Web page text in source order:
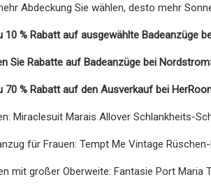
Abdeckung Sie wählen, desto mehr
% Rabatt auf ausgewählte Badeanzüge
Sie Rabatte auf Badeanzüge bei
% Rabatt auf den Ausverkauf bei
Miraclesuit Marais Allover Schlankheits-
für Frauen: Tempt Me Vintage
mit großer Oberweite: Fantasie Port Maria